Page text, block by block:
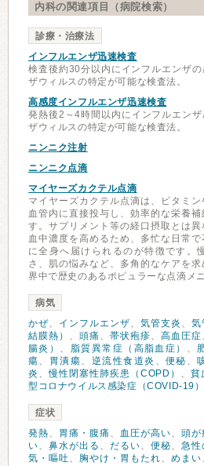
内科の関連項目（病院検索）
診療・治療法
インフルエンザ迅速検査
検査後約30分以内にインフルエンザ
ザウィルスの特定が可能な検査法。
高感度インフルエンザ迅速検査
発熱後2～4時間以内にインフルエン
ザウィルスの特定が可能な検査法。
ニンニク注射
ニンニク点滴
マイヤーズカクテル点滴
マイヤーズカクテル点滴は、ビタミ
血管内に直接投与し、効率的な栄養
す。サプリメント等の経口摂取とは
血中濃度を高めるため、多忙な日常
に全身へ届けられるのが特徴です。
さ、肌の悩みなど、多角的なケアを
界中で歴史のあるポピュラーな点滴メ
病気
かぜ、 インフルエンザ、 気管支炎 、 気
結膜熱） 、 頭痛 、 帯状疱疹、 高血圧症
腸炎） 、 脂質異常症（高脂血症） 、
瘍、 胃潰瘍、 逆流性食道炎 、 便秘 、
炎 、慢性閉塞性肺疾患（COPD） 、貧
型コロナウイルス感染症（COVID-19）
症状
発熱、 胃痛・腹痛 、 血圧が高い、 頭が
い、 鼻水が出る 、 だるい、 便秘、 急性
気・嘔吐、 胸やけ・胃もたれ、 めまい